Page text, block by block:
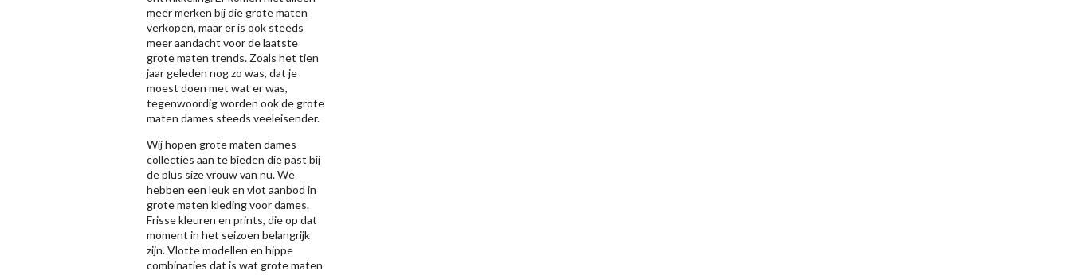
meer merken bij die grote maten
verkopen, maar er is ook steeds
meer aandacht voor de laatste
grote maten trends. Zoals het tien
jaar geleden nog zo was, dat je
moest doen met wat er was,
tegenwoordig worden ook de grote
maten dames steeds veeleisender.
Wij hopen grote maten dames
collecties aan te bieden die past bij
de plus size vrouw van nu. We
hebben een leuk en vlot aanbod in
grote maten kleding voor dames.
Frisse kleuren en prints, die op dat
moment in het seizoen belangrijk
zijn. Vlotte modellen en hippe
combinaties dat is wat grote maten